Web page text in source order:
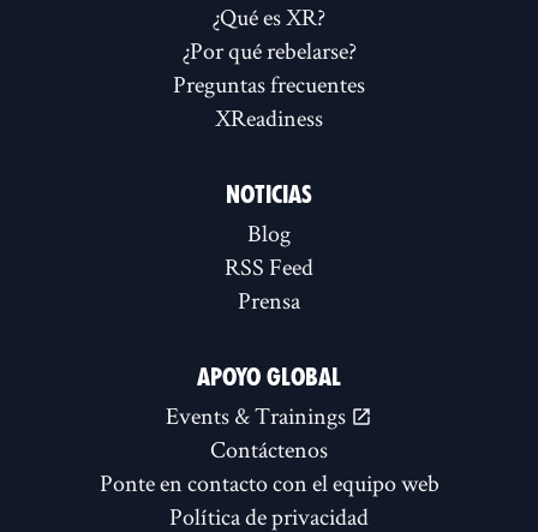
¿Qué es XR?
¿Por qué rebelarse?
Preguntas frecuentes
XReadiness
NOTICIAS
Blog
RSS Feed
Prensa
APOYO GLOBAL
Events & Trainings
Contáctenos
Ponte en contacto con el equipo web
Política de privacidad